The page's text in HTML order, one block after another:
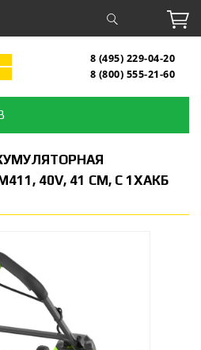
8 (495) 229-04-20
8 (800) 555-21-60
40V, 41 СМ, C 1ХАКБ